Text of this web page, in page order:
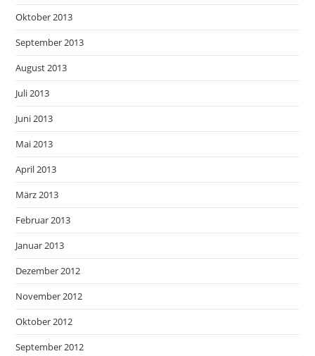
Oktober 2013
September 2013
August 2013
Juli 2013
Juni 2013
Mai 2013
April 2013
März 2013
Februar 2013
Januar 2013
Dezember 2012
November 2012
Oktober 2012
September 2012